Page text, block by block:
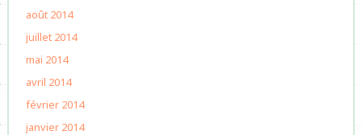
août 2014
juillet 2014
mai 2014
avril 2014
février 2014
janvier 2014